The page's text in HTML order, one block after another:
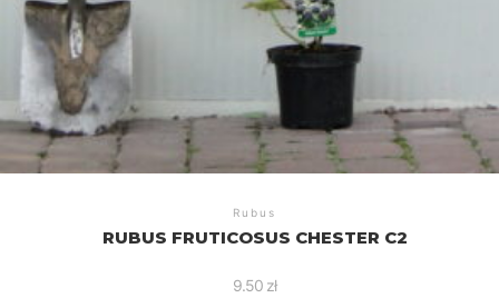
Rubus
RUBUS FRUTICOSUS CHESTER C2
9.50 zł